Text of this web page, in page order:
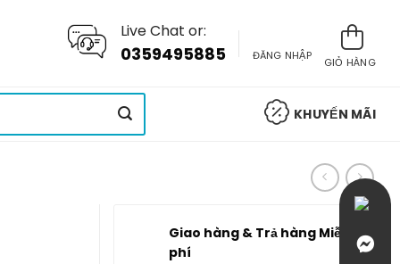
Live Chat or:
0359495885 ĐĂNG NHẬP
GIỎ HÀNG
KHUYẾN MÃI
Giao hàng & Trả hàng Miễn
phí